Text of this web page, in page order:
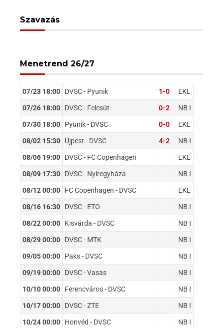
Szavazás
Menetrend 26/27
07/23 18:00 DVSC - Pyunik 1-0 EKL
07/26 18:00 DVSC - Felcsút 0-2 NB I
07/30 18:00 Pyunik - DVSC 0-0 EKL
08/02 15:30 Újpest - DVSC 4-2 NB I
08/06 19:00 DVSC - FC Copenhagen EKL
08/09 17:30 DVSC - Nyíregyháza NB I
08/12 00:00 FC Copenhagen - DVSC EKL
08/16 16:30 DVSC - ETO NB I
08/22 00:00 Kisvárda - DVSC NB I
08/29 00:00 DVSC - MTK NB I
09/05 00:00 Paks - DVSC NB I
09/19 00:00 DVSC - Vasas NB I
10/10 00:00 Ferencváros - DVSC NB I
10/17 00:00 DVSC - ZTE NB I
10/24 00:00 Honvéd - DVSC NB I